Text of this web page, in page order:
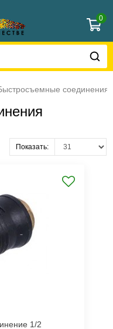
0
соединения
Показать: